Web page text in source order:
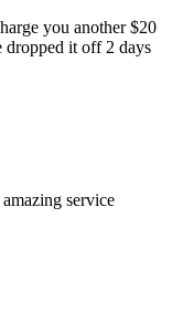
you another $20
it off 2 days
service